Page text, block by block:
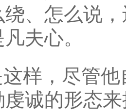
绕、怎么说
夫心。
样，尽管
诚的形态